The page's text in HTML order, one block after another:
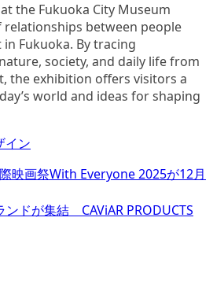
the Fukuoka City Museum
between people
Fukuoka. By tracing
society, and daily life from
the exhibition offers visitors a
world and ideas for shaping
イン
映画祭With Everyone 2025が12月
ンドが集結 CAViAR PRODUCTS